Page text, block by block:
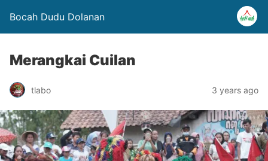
Bocah Dudu Dolanan
Merangkai Cuilan
tlabo 3 years ago